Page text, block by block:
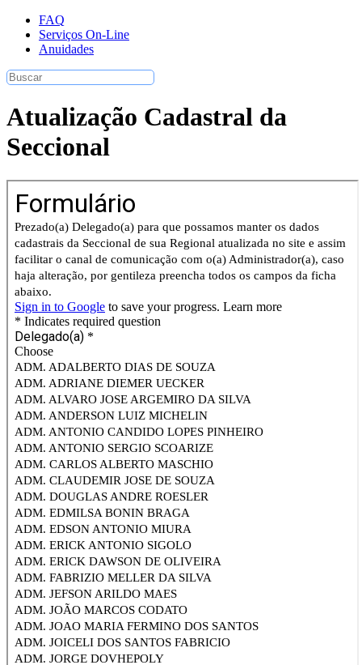
FAQ
Serviços On-Line
Anuidades
Atualização Cadastral da
Seccional